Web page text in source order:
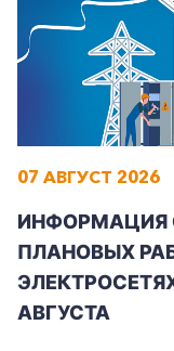
+7-800-700-
Заказать
07 АВГУСТ 2026
ИНФОРМАЦИЯ
ПЛАНОВЫХ
АВГУСТА